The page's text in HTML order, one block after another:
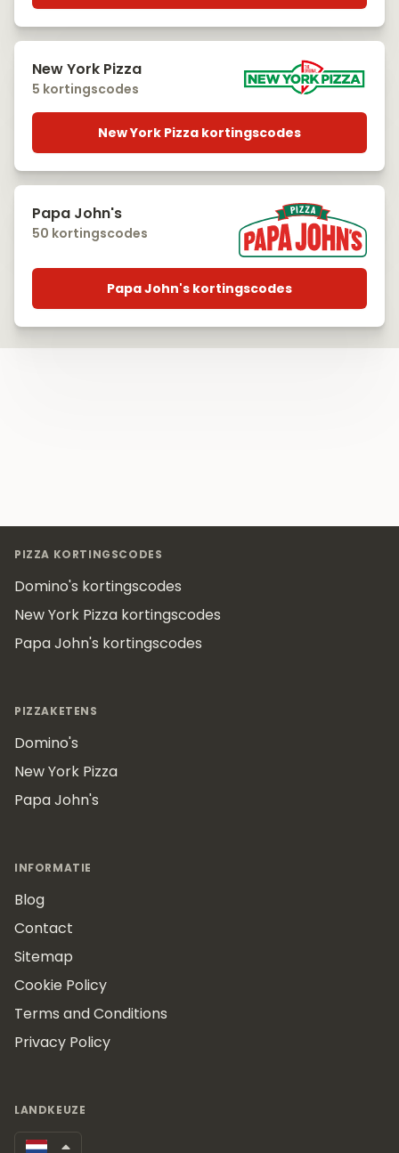
New York Pizza
5 kortingscodes
New York Pizza kortingscodes
Papa John's
50 kortingscodes
Papa John's kortingscodes
PIZZA KORTINGSCODES
Domino's kortingscodes
New York Pizza kortingscodes
Papa John's kortingscodes
PIZZAKETENS
Domino's
New York Pizza
Papa John's
INFORMATIE
Blog
Contact
Sitemap
Cookie Policy
Terms and Conditions
Privacy Policy
LANDKEUZE